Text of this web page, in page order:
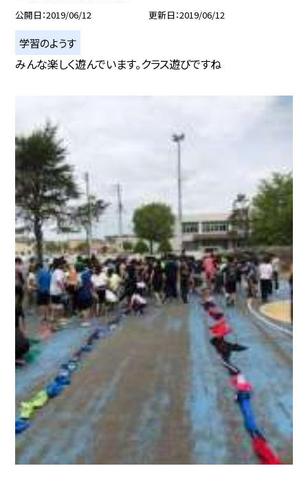
公開日 2019/06/12 更新日 2019/06/12
学習のようす
みんな楽しく遊んでいます。クラス遊びですね